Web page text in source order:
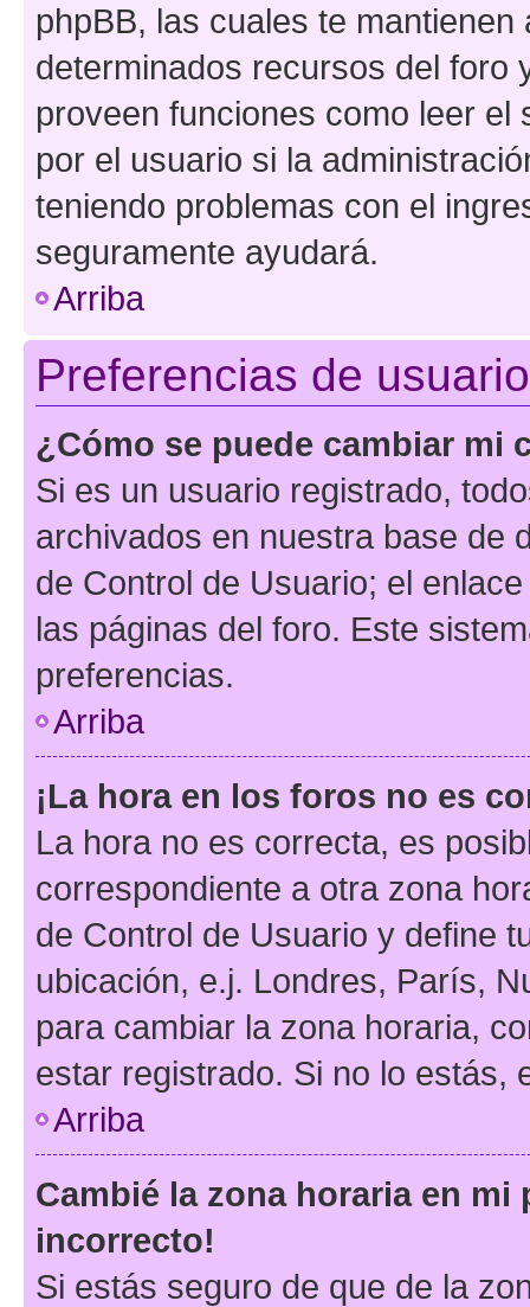
phpBB, las cuales te
determinados recursos del foro
proveen funciones como leer el
por el usuario si la
teniendo problemas con el
seguramente ayudará.
Arriba
Preferencias de
¿Cómo se puede cambiar mi
Si es un usuario registrado,
archivados en nuestra base de
de Control de Usuario; el
las páginas del foro. Este
preferencias.
Arriba
¡La hora en los foros no es
La hora no es correcta, es
correspondiente a otra zona
de Control de Usuario y define
ubicación, e.j. Londres, París,
para cambiar la zona horaria,
estar registrado. Si no lo estás,
Arriba
Cambié la zona horaria en
incorrecto!
Si estás seguro de que de la